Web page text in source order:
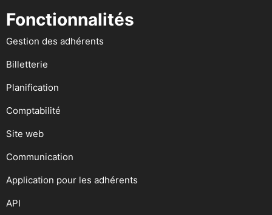
Fonctionnalités
Gestion des adhérents
Billetterie
Planification
Comptabilité
Site web
Communication
Application pour les adhérents
API